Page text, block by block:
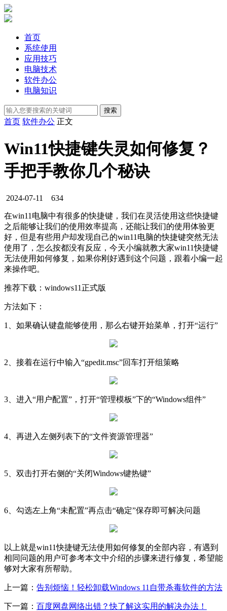
首页
系统使用
应用技巧
电脑技术
软件办公
电脑知识
首页 软件办公 正文
Win11快捷键失灵如何修复？
手把手教你几个秘诀
2024-07-11 634
在win11电脑中有很多的快捷键，我们在灵活使用这些快捷键
之后能够让我们的使用效率提高，还能让我们的使用体验更
好，但是有些用户却发现自己的win11电脑的快捷键突然无法
使用了，怎么按都没有反应，今天小编就教大家win11快捷键
无法使用如何修复，如果你刚好遇到这个问题，跟着小编一起
来操作吧。
推荐下载：windows11正式版
方法如下：
1、如果确认键盘能够使用，那么右键开始菜单，打开“运行”
2、接着在运行中输入“gpedit.msc”回车打开组策略
3、进入“用户配置”，打开“管理模板”下的“Windows组件”
4、再进入左侧列表下的“文件资源管理器”
5、双击打开右侧的“关闭Windows键热键”
6、勾选左上角“未配置”再点击“确定”保存即可解决问题
以上就是win11快捷键无法使用如何修复的全部内容，有遇到
相同问题的用户可参考本文中介绍的步骤来进行修复，希望能
够对大家有所帮助。
上一篇： 告别烦恼！轻松卸载Windows 11自带杀毒软件的方法
下一篇： 百度网盘网络出错？快了解这实用的解决办法！